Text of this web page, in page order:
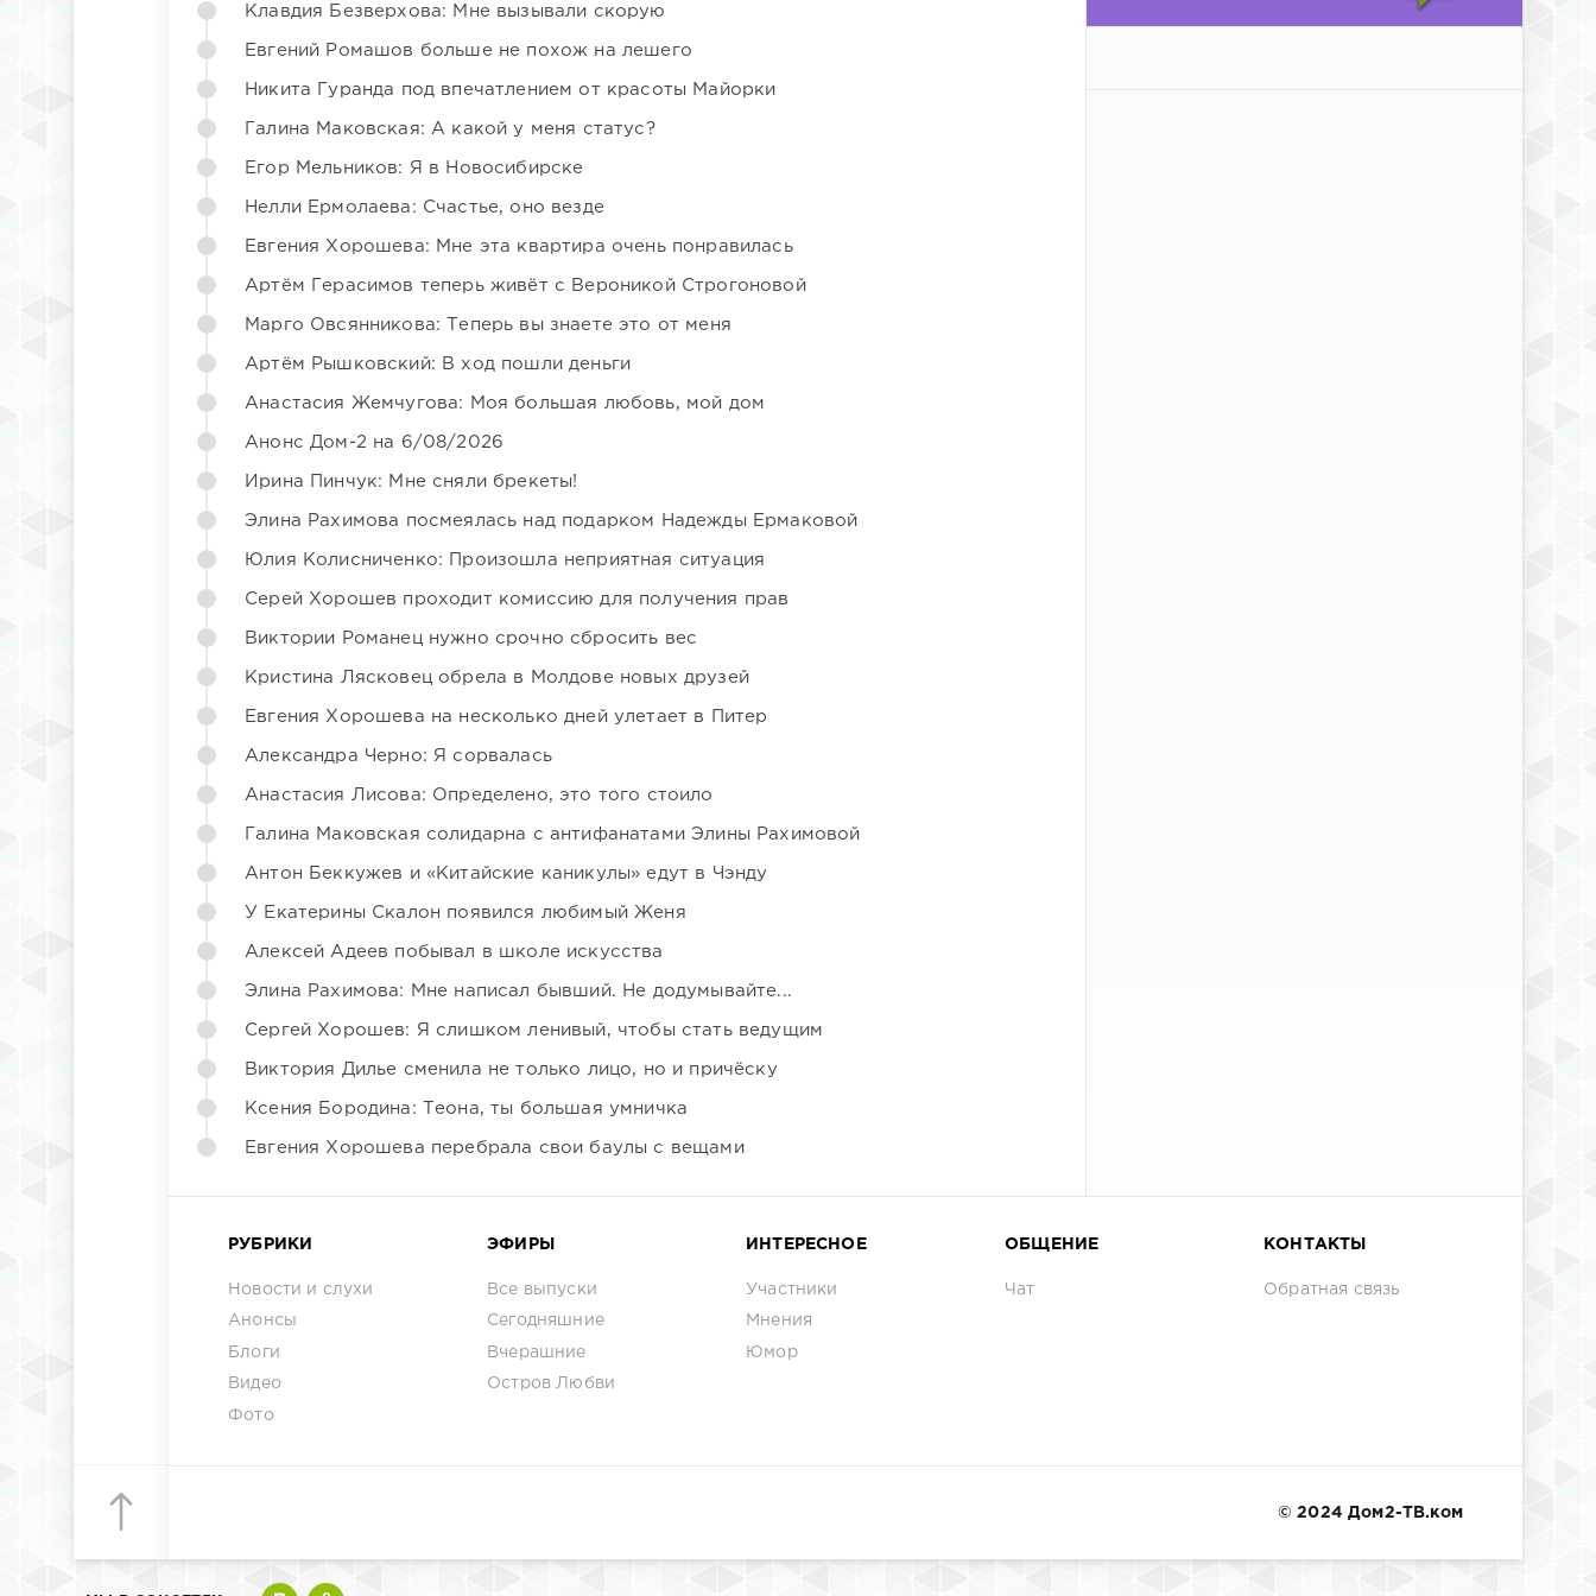
Клавдия Безверхова: Мне вызывали скорую
Евгений Ромашов больше не похож на лешего
Никита Гуранда под впечатлением от красоты Майорки
Галина Маковская: А какой у меня статус?
Егор Мельников: Я в Новосибирске
Нелли Ермолаева: Счастье, оно везде
Евгения Хорошева: Мне эта квартира очень понравилась
Артём Герасимов теперь живёт с Вероникой Строгоновой
Марго Овсянникова: Теперь вы знаете это от меня
Артём Рышковский: В ход пошли деньги
Анастасия Жемчугова: Моя большая любовь, мой дом
Анонс Дом-2 на 6/08/2026
Ирина Пинчук: Мне сняли брекеты!
Элина Рахимова посмеялась над подарком Надежды Ермаковой
Юлия Колисниченко: Произошла неприятная ситуация
Серей Хорошев проходит комиссию для получения прав
Виктории Романец нужно срочно сбросить вес
Кристина Лясковец обрела в Молдове новых друзей
Евгения Хорошева на несколько дней улетает в Питер
Александра Черно: Я сорвалась
Анастасия Лисова: Определено, это того стоило
Галина Маковская солидарна с антифанатами Элины Рахимовой
Антон Беккужев и «Китайские каникулы» едут в Чэнду
У Екатерины Скалон появился любимый Женя
Алексей Адеев побывал в школе искусства
Элина Рахимова: Мне написал бывший. Не додумывайте...
Сергей Хорошев: Я слишком ленивый, чтобы стать ведущим
Виктория Дилье сменила не только лицо, но и причёску
Ксения Бородина: Теона, ты большая умничка
Евгения Хорошева перебрала свои баулы с вещами
РУБРИКИ
Новости и слухи
Анонсы
Блоги
Видео
Фото
ЭФИРЫ
Все выпуски
Сегодняшние
Вчерашние
Остров Любви
ИНТЕРЕСНОЕ
Участники
Мнения
Юмор
ОБЩЕНИЕ
Чат
КОНТАКТЫ
Обратная связь
© 2024 Дом2-ТВ.ком